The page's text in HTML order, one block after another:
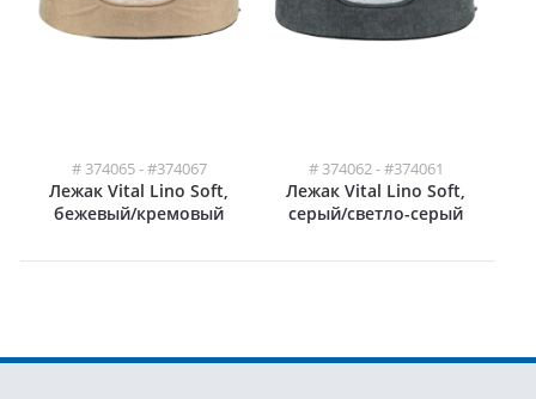
# 374065 - #374067
Лежак Vital Lino Soft,
бежевый/кремовый
# 374062 - #374061
Лежак Vital Lino Soft,
серый/светло-серый